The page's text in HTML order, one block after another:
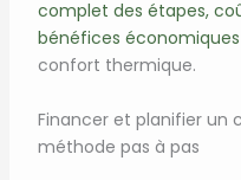
complet des étapes,
bénéfices économiques
confort thermique.
Financer et planifier un
méthode pas à pas